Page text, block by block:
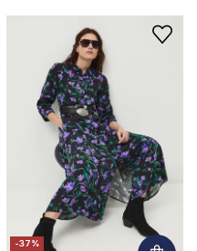
-37%